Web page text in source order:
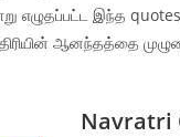
எழுதப்பட்ட இந்த
ஆனந்தத்தை
Navratri